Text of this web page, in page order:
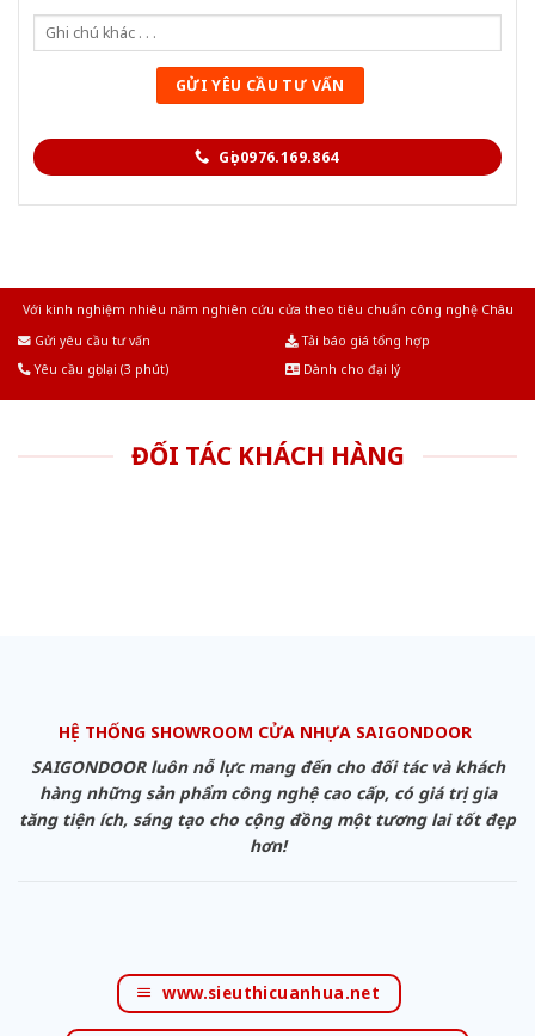
Gọi 0976.169.864
Với kinh nghiệm nhiêu năm nghiên cứu cửa theo tiêu chuẩn công nghệ Châu
Gửi yêu cầu tư vấn
Tải báo giá tổng hợp
Yêu cầu gọi lại (3 phút)
Dành cho đại lý
ĐỐI TÁC KHÁCH HÀNG
HỆ THỐNG SHOWROOM CỬA NHỰA SAIGONDOOR
SAIGONDOOR luôn nỗ lực mang đến cho đối tác và khách
hàng những sản phẩm công nghệ cao cấp, có giá trị gia
tăng tiện ích, sáng tạo cho cộng đồng một tương lai tốt đẹp
hơn!
www.sieuthicuanhua.net